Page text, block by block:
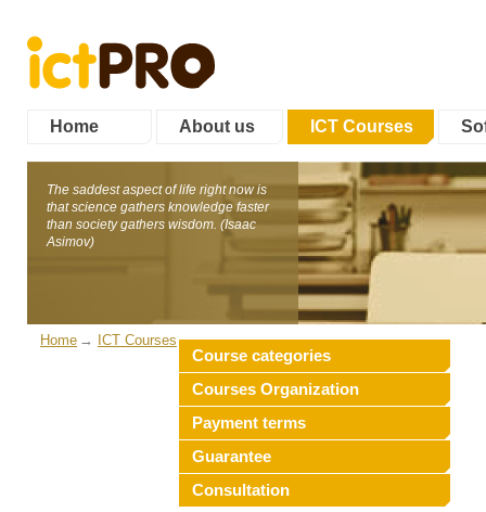
Home About us ICT Courses
The saddest aspect of life right now is
that science gathers knowledge faster
than society gathers wisdom. (Isaac
Asimov)
Home ICT Courses
Course categories
Courses Organization
Payment terms
Guarantee
Consultation